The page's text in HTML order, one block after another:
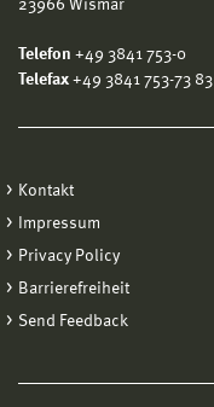
23966 Wismar
Telefon +49 3841 753-0
Telefax +49 3841 753-73 83
Kontakt
Impressum
Privacy Policy
Barrierefreiheit
Send Feedback